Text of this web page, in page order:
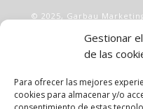
Gestionar
de las
Para ofrecer las mejores
cookies para almacenar y/o
© 2025, Garbau
Política